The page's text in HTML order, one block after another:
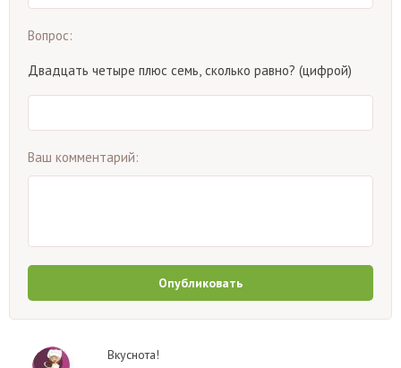
Вопрос:
Двадцать четыре плюс семь, сколько равно? (цифрой)
Ваш комментарий:
Опубликовать
Вкуснота!